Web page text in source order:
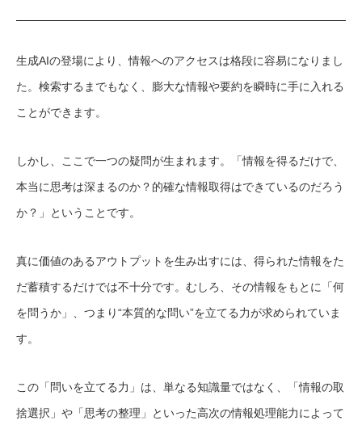
生成AIの登場により、情報へのアクセスは格段に容易になりまし
た。検索するまでもなく、膨大な情報や要約を瞬時に手に入れる
ことができます。
しかし、ここで一つの疑問が生まれます。「情報を得るだけで、
本当に思考は深まるのか？的確な情報取得はできているのだろう
か？」ということです。
真に価値のあるアウトプットを生み出すには、得られた情報をた
だ蓄積するだけでは不十分です。むしろ、その情報をもとに「何
を問うか」、つまり“本質的な問い”を立てる力が求められていま
す。
この「問いを立てる力」は、単なる知識量ではなく、「情報の取
捨選択」や「思考の整理」といった高次の情報処理能力によって